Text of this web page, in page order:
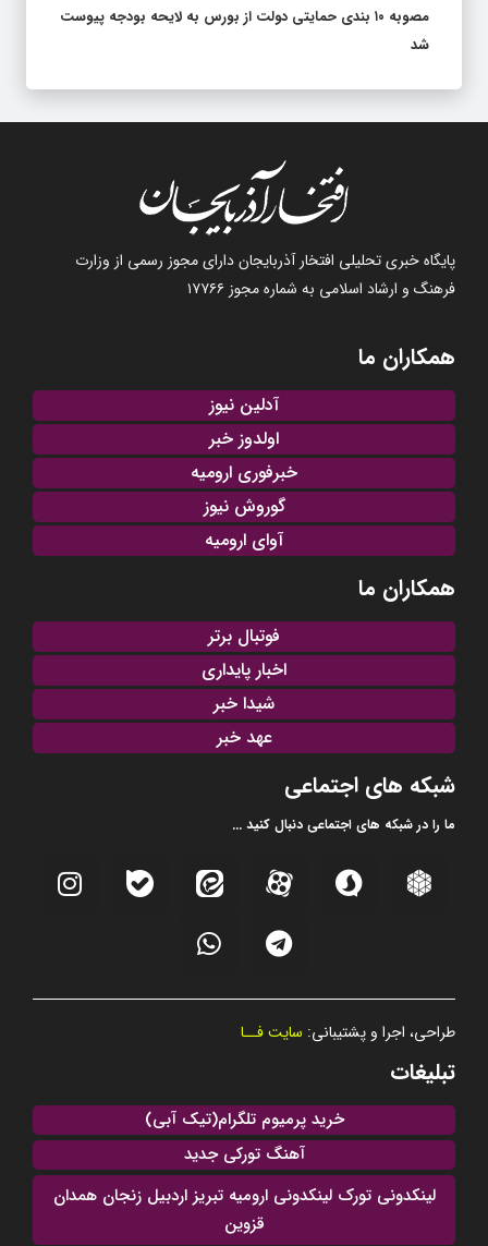
مصوبه ۱۰ بندی حمایتی دولت از بورس به لایحه بودجه پیوست
شد
پایگاه خبری تحلیلی افتخار آذربایجان دارای مجوز رسمی از وزارت
فرهنگ و ارشاد اسلامی به شماره مجوز ۱۷۷۶۶
همکاران ما
آدلین نیوز
اولدوز خبر
خبرفوری ارومیه
گوروش نیوز
آوای ارومیه
همکاران ما
فوتبال برتر
اخبار پایداری
شیدا خبر
عهد خبر
شبکه های اجتماعی
ما را در شبکه های اجتماعی دنبال کنید ...
طراحی، اجرا و پشتیبانی: سایت فــا
تبلیغات
خرید پرمیوم تلگرام(تیک آبی)
آهنگ تورکی جدید
لینکدونی تورک لینکدونی ارومیه تبریز اردبیل زنجان همدان
قزوین